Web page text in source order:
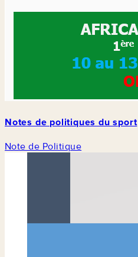
Notes de politiques du sport
Note de Politique